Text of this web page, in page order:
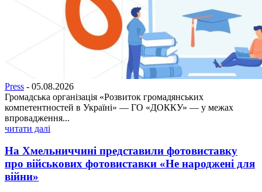
Press - 05.08.2026
Громадська організація «Розвиток громадянських
компетентностей в Україні» — ГО «ДОККУ» — у межах
впровадження...
читати далі
На Хмельниччині представили фотовиставку
про військових фотовиставки «Не народжені для
війни»